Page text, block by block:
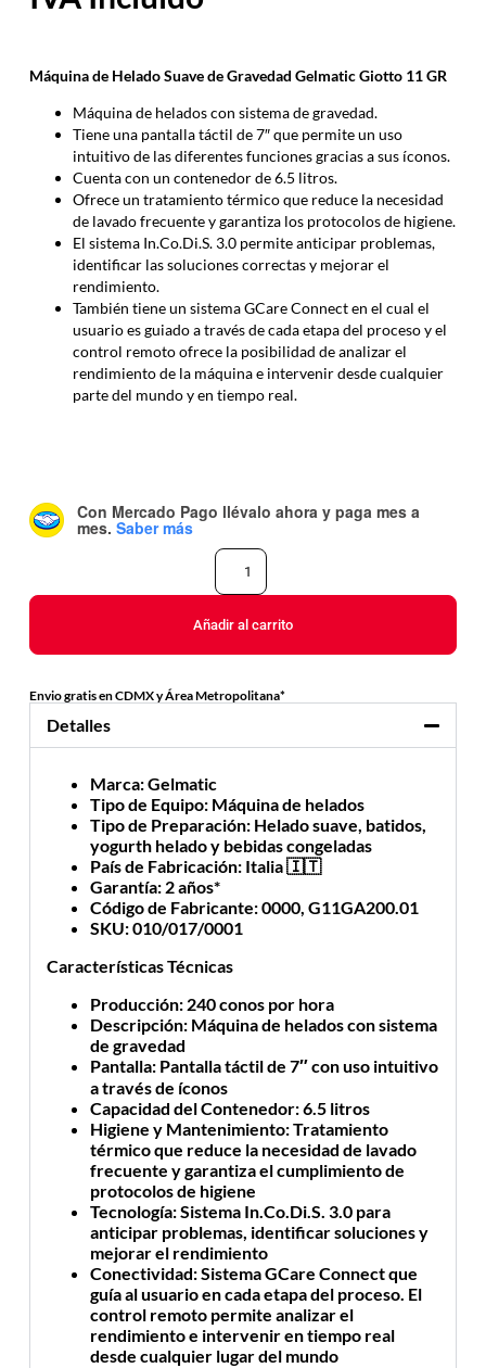
Máquina de Helado Suave de Gravedad Gelmatic Giotto 11 GR
Máquina de helados con sistema de gravedad.
Tiene una pantalla táctil de 7″ que permite un uso
intuitivo de las diferentes funciones gracias a sus íconos.
Cuenta con un contenedor de 6.5 litros.
Ofrece un tratamiento térmico que reduce la necesidad
de lavado frecuente y garantiza los protocolos de higiene.
El sistema In.Co.Di.S. 3.0 permite anticipar problemas,
identificar las soluciones correctas y mejorar el
rendimiento.
También tiene un sistema GCare Connect en el cual el
usuario es guiado a través de cada etapa del proceso y el
control remoto ofrece la posibilidad de analizar el
rendimiento de la máquina e intervenir desde cualquier
parte del mundo y en tiempo real.
Con Mercado Pago llévalo ahora y paga mes a
mes. Saber más
Añadir al carrito
Envio gratis en CDMX y Área Metropolitana*
Detalles
Marca: Gelmatic
Tipo de Equipo: Máquina de helados
Tipo de Preparación: Helado suave, batidos,
yogurth helado y bebidas congeladas
País de Fabricación: Italia 🇮🇹
Garantía: 2 años*
Código de Fabricante: 0000, G11GA200.01
SKU: 010/017/0001
Características Técnicas
Producción: 240 conos por hora
Descripción: Máquina de helados con sistema
de gravedad
Pantalla: Pantalla táctil de 7″ con uso intuitivo
a través de íconos
Capacidad del Contenedor: 6.5 litros
Higiene y Mantenimiento: Tratamiento
térmico que reduce la necesidad de lavado
frecuente y garantiza el cumplimiento de
protocolos de higiene
Tecnología: Sistema In.Co.Di.S. 3.0 para
anticipar problemas, identificar soluciones y
mejorar el rendimiento
Conectividad: Sistema GCare Connect que
guía al usuario en cada etapa del proceso. El
control remoto permite analizar el
rendimiento e intervenir en tiempo real
desde cualquier lugar del mundo